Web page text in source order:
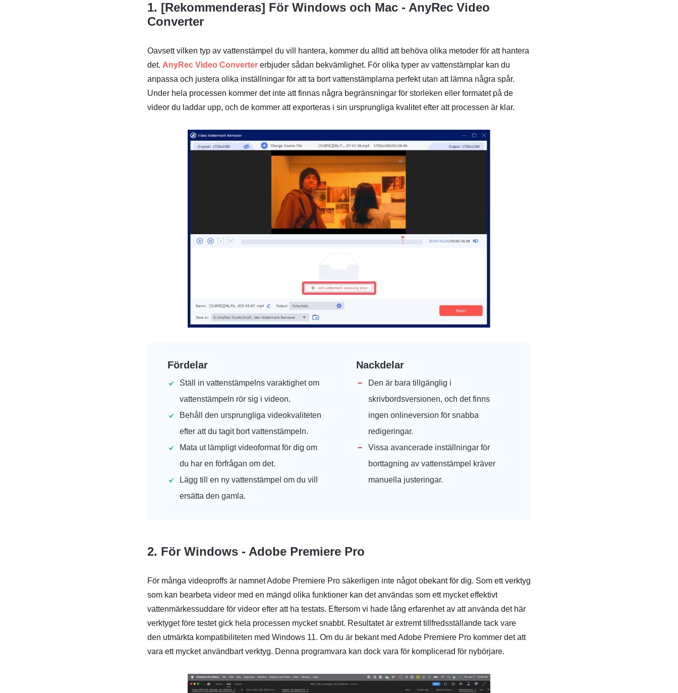
1. [Rekommenderas] För Windows och Mac - AnyRec Video
Converter
Oavsett vilken typ av vattenstämpel du vill hantera, kommer du alltid att behöva olika metoder för att hantera
det. AnyRec Video Converter erbjuder sådan bekvämlighet. För olika typer av vattenstämplar kan du
anpassa och justera olika inställningar för att ta bort vattenstämplarna perfekt utan att lämna några spår.
Under hela processen kommer det inte att finnas några begränsningar för storleken eller formatet på de
videor du laddar upp, och de kommer att exporteras i sin ursprungliga kvalitet efter att processen är klar.
Fördelar
Ställ in vattenstämpelns varaktighet om
vattenstämpeln rör sig i videon.
Behåll den ursprungliga videokvaliteten
efter att du tagit bort vattenstämpeln.
Mata ut lämpligt videoformat för dig om
du har en förfrågan om det.
Lägg till en ny vattenstämpel om du vill
ersätta den gamla.
Nackdelar
Den är bara tillgänglig i
skrivbordsversionen, och det finns
ingen onlineversion för snabba
redigeringar.
Vissa avancerade inställningar för
borttagning av vattenstämpel kräver
manuella justeringar.
2. För Windows - Adobe Premiere Pro
För många videoproffs är namnet Adobe Premiere Pro säkerligen inte något obekant för dig. Som ett verktyg
som kan bearbeta videor med en mängd olika funktioner kan det användas som ett mycket effektivt
vattenmärkessuddare för videor efter att ha testats. Eftersom vi hade lång erfarenhet av att använda det här
verktyget före testet gick hela processen mycket snabbt. Resultatet är extremt tillfredsställande tack vare
den utmärkta kompatibiliteten med Windows 11. Om du är bekant med Adobe Premiere Pro kommer det att
vara ett mycket användbart verktyg. Denna programvara kan dock vara för komplicerad för nybörjare.